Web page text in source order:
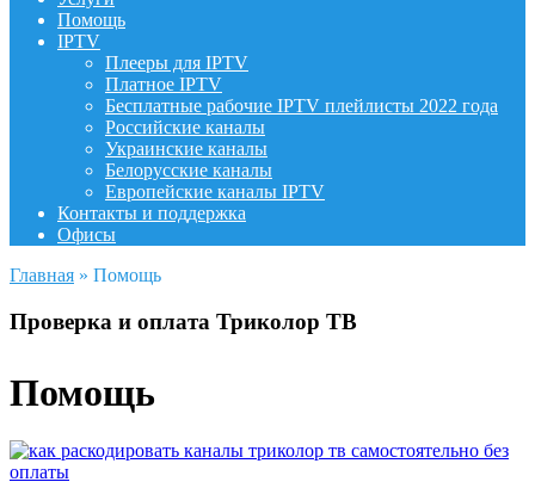
Помощь
IPTV
Плееры для IPTV
Платное IPTV
Бесплатные рабочие IPTV плейлисты 2022 года
Российские каналы
Украинские каналы
Белорусские каналы
Европейские каналы IPTV
Контакты и поддержка
Офисы
Главная » Помощь
Проверка и оплата Триколор ТВ
Помощь